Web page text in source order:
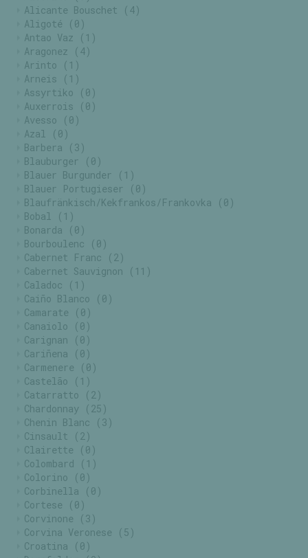
Alicante Bouschet
(4)
Aligoté
(0)
Antao Vaz
(1)
Aragonez
(4)
Arinto
(1)
Arneis
(1)
Assyrtiko
(0)
Auxerrois
(0)
Avesso
(0)
Azal
(0)
Barbera
(3)
Blauburger
(0)
Blauer Burgunder
(1)
Blauer Portugieser
(0)
Blaufränkisch/Kekfrankos/Frankovka
(0)
Bobal
(1)
Bonarda
(0)
Bourboulenc
(0)
Cabernet Franc
(2)
Cabernet Sauvignon
(11)
Caladoc
(1)
Caiño Blanco
(0)
Camarate
(0)
Canaiolo
(0)
Carignan
(0)
Cariñena
(0)
Carmenere
(0)
Castelão
(1)
Catarratto
(2)
Chardonnay
(25)
Chenin Blanc
(3)
Cinsault
(2)
Clairette
(0)
Colombard
(1)
Colorino
(0)
Corbinella
(0)
Cortese
(0)
Corvinone
(3)
Corvina Veronese
(5)
Croatina
(0)